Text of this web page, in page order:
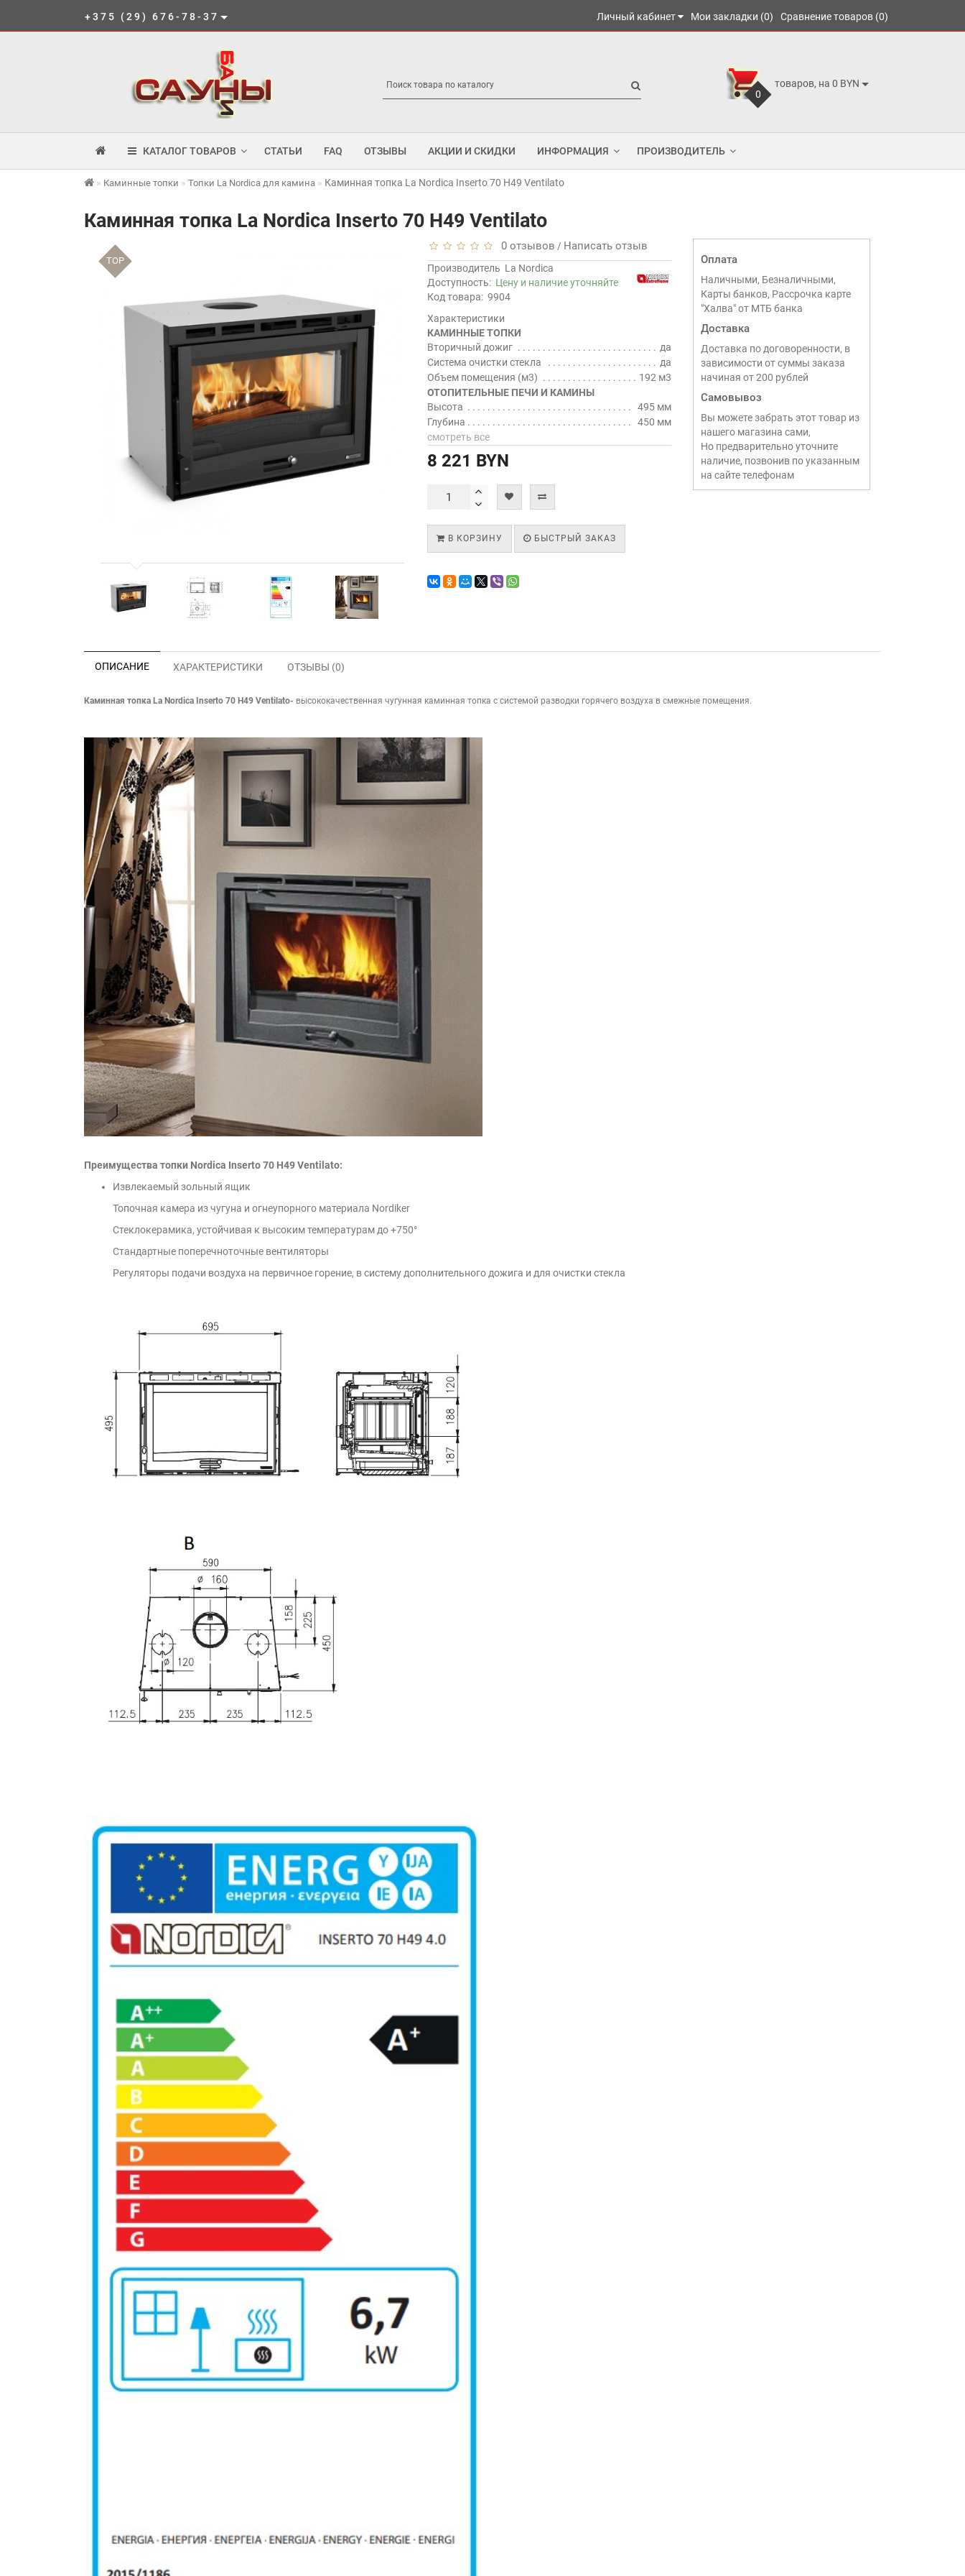
+375 (29) 676-78-37 Личный кабинет Мои закладки (0) Сравнение товаров (0)
0
товаров, на 0 BYN
КАТАЛОГ ТОВАРОВ СТАТЬИ FAQ ОТЗЫВЫ АКЦИИ И СКИДКИ ИНФОРМАЦИЯ ПРОИЗВОДИТЕЛЬ
Каминные топки Топки La Nordica для камина Каминная топка La Nordica Inserto 70 H49 Ventilato
Каминная топка La Nordica Inserto 70 H49 Ventilato
TOP
0 отзывов / Написать отзыв
Производитель La Nordica
Доступность: Цену и наличие уточняйте
Код товара: 9904
Характеристики
КАМИННЫЕ ТОПКИ
Вторичный дожиг
да
Система очистки стекла
да
Объем помещения (м3)
192 м3
ОТОПИТЕЛЬНЫЕ ПЕЧИ И КАМИНЫ
Высота
495 мм
Глубина
450 мм
смотреть все
8 221 BYN
В КОРЗИНУ БЫСТРЫЙ ЗАКАЗ
Оплата
Наличными, Безналичными,
Карты банков, Рассрочка карте
"Халва" от МТБ банка
Доставка
Доставка по договоренности, в
зависимости от суммы заказа
начиная от 200 рублей
Самовывоз
Вы можете забрать этот товар из
нашего магазина сами,
Но предварительно уточните
наличие, позвонив по указанным
на сайте телефонам
ОПИСАНИЕ ХАРАКТЕРИСТИКИ ОТЗЫВЫ (0)
Каминная топка La Nordica Inserto 70 H49 Ventilato- высококачественная чугунная каминная топка с системой разводки горячего воздуха в смежные помещения.
Преимущества топки Nordica Inserto 70 H49 Ventilato:
Извлекаемый зольный ящик
Топочная камера из чугуна и огнеупорного материала Nordiker
Стеклокерамика, устойчивая к высоким температурам до +750°
Стандартные поперечноточные вентиляторы
Регуляторы подачи воздуха на первичное горение, в систему дополнительного дожига и для очистки стекла